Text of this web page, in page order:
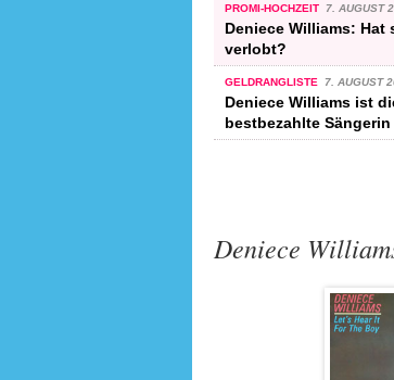
PROMI-HOCHZEIT 7. AUGUST
Deniece Williams: Hat
verlobt?
GELDRANGLISTE 7. AUGUST
Deniece Williams ist
bestbezahlte Sängerin
Deniece